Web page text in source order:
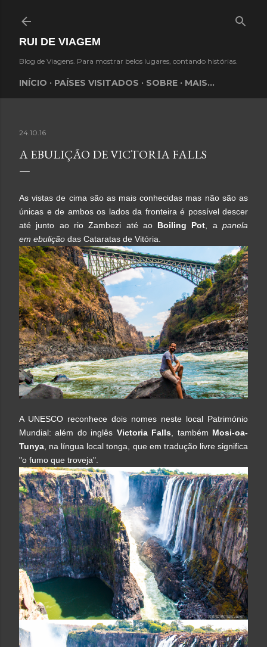
RUI DE VIAGEM
Blog de Viagens. Para mostrar belos lugares, contando histórias.
INÍCIO PAÍSES VISITADOS SOBRE MAIS…
24.10.16
A EBULIÇÃO DE VICTORIA FALLS
As vistas de cima são as mais conhecidas mas não são as
únicas e de ambos os lados da fronteira é possível descer
até junto ao rio Zambezi até ao Boiling Pot , apanela
em ebulição das Cataratas de Vitória.
A UNESCO reconhece dois nomes neste local Património
Mundial: além do inglês Victoria Falls , também Mosi-oa-
Tunya , na língua local tonga, que em tradução livre significa
"o fumo que troveja".